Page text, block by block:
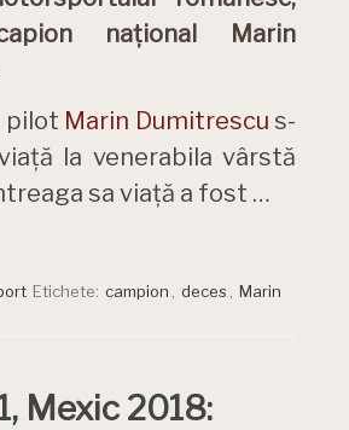
național Marin
pilot Marin Dumitrescu s-
la venerabila vârstă
sa viață a fost …
Etichete: campion deces
Marin
Mexic 2018: